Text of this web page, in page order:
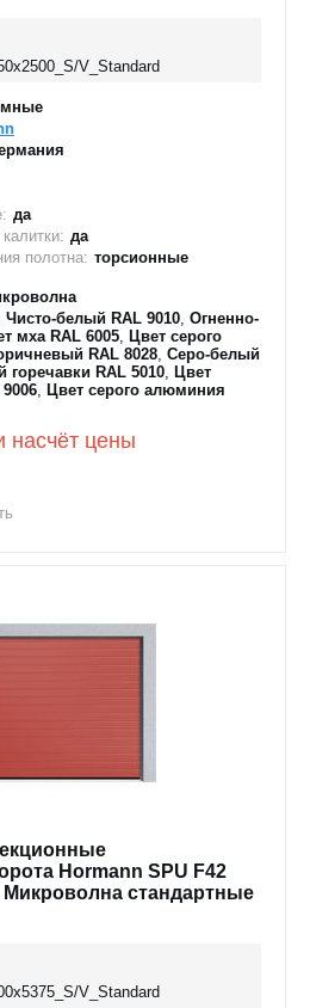
V_Standard
да
да
полотна: торсионные
Чисто-белый RAL 9010, Огненно-
мха RAL 6005, Цвет серого
RAL 8028, Серо-белый
горечавки RAL 5010, Цвет
, Цвет серого алюминия
насчёт цены
Hormann SPU F42
Микроволна стандартные
V_Standard